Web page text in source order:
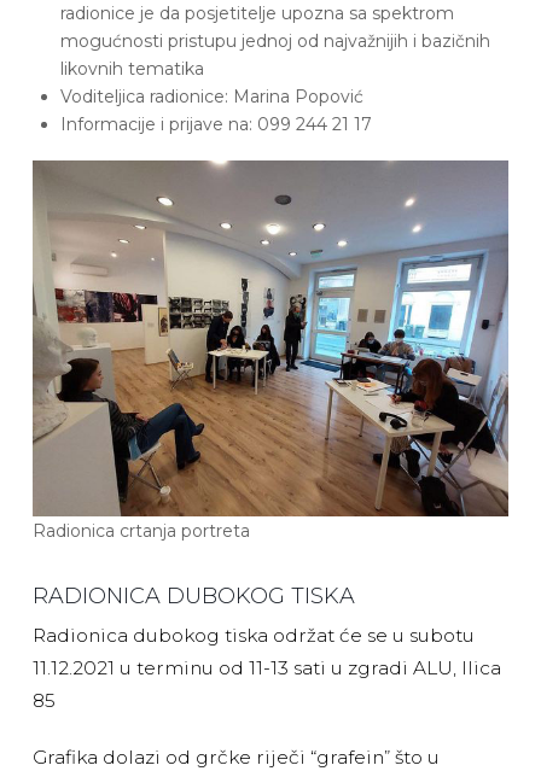
radionice je da posjetitelje upozna sa spektrom
mogućnosti pristupu jednoj od najvažnijih i bazičnih
likovnih tematika
Voditeljica radionice: Marina Popović
Informacije i prijave na: 099 244 21 17
Radionica crtanja portreta
RADIONICA DUBOKOG TISKA
Radionica dubokog tiska održat će se u subotu
11.12.2021 u terminu od 11-13 sati u zgradi ALU, Ilica
85
Grafika dolazi od grčke riječi “grafein” što u